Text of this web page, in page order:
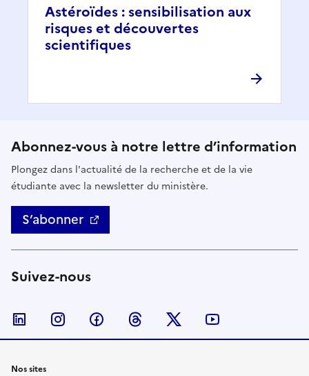
Astéroïdes : sensibilisation aux
risques et découvertes
scientifiques
Abonnez-vous à notre lettre d’information
Plongez dans l'actualité de la recherche et de la vie
étudiante avec la newsletter du ministère.
S’abonner
Suivez-nous
Nous suivre sur LinkedIn
Nous suivre sur Instagram
Nous suivre sur Facebook
Nous suivre sur Threads
Nous suivre sur Twitter
Nos sites